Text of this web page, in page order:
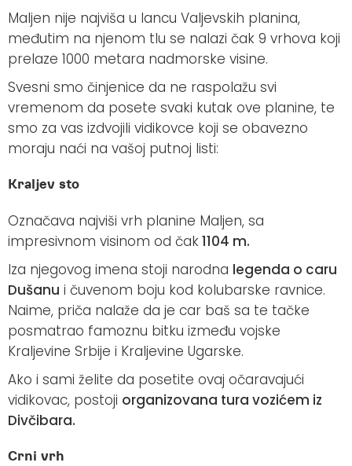
Maljen nije najviša u lancu Valjevskih planina,
međutim na njenom tlu se nalazi čak 9 vrhova koji
prelaze 1000 metara nadmorske visine.
Svesni smo činjenice da ne raspolažu svi
vremenom da posete svaki kutak ove planine, te
smo za vas izdvojili vidikovce koji se obavezno
moraju naći na vašoj putnoj listi:
Kraljev sto
Označava najviši vrh planine Maljen, sa
impresivnom visinom od čak1104 m.
Iza njegovog imena stoji narodna legenda o caru
Dušanu i čuvenom boju kod kolubarske ravnice.
Naime, priča nalaže da je car baš sa te tačke
posmatrao famoznu bitku između vojske
Kraljevine Srbije i Kraljevine Ugarske.
Ako i sami želite da posetite ovaj očaravajući
vidikovac, postoji organizovana tura vozićem iz
Divčibara.
Crni vrh